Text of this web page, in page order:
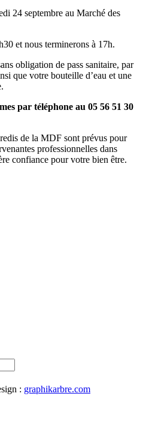
24 septembre au Marché des
et nous terminerons à 17h.
obligation de pass sanitaire, par
que votre bouteille d’eau et une
par téléphone au 05 56 51 30
de la MDF sont prévus pour
professionnelles dans
confiance pour votre bien être.
: graphikarbre.com